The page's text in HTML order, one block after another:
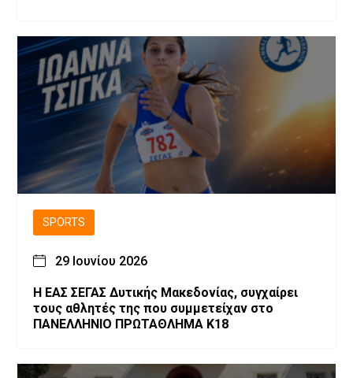
SPORTS
29 Ιουνίου 2026
Η ΕΑΣ ΣΕΓΑΣ Δυτικής Μακεδονίας, συγχαίρει
τους αθλητές της που συμμετείχαν στο
ΠΑΝΕΛΛΗΝΙΟ ΠΡΩΤΑΘΛΗΜΑ Κ18